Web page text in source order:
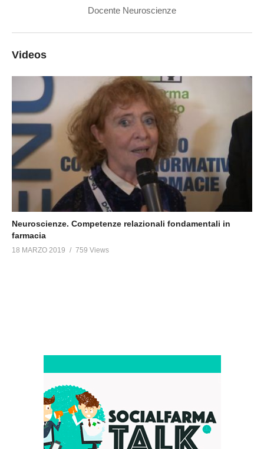
Docente Neuroscienze
Videos
Neuroscienze. Competenze relazionali fondamentali in
farmacia
18 MARZO 2019 759 Views